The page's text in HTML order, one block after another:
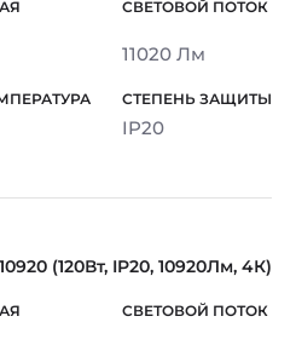
11020 Лм
IP20
(120Вт, IP20, 10920Лм, 4К)